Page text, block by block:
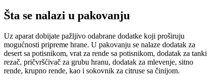
Šta se nalazi u pakovanju
Uz aparat dobijate pažljivo odabrane dodatke koji proširuju
mogućnosti pripreme hrane. U pakovanju se nalaze dodatak za
desert sa potisnikom, vrat za rende sa potisnikom, dodatak za tanki
rezač, pričvršćivač za grubu hranu, dodatak za mlevenje, sitno
rende, krupno rende, kao i sokovnik za citruse sa činijom.